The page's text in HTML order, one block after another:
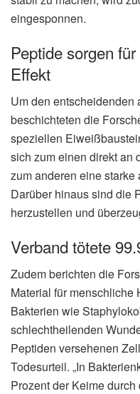
eingesponnen.
Peptide sorgen
Effekt
Um den entscheidenden
beschichteten die
speziellen
sich zum einen direkt an
zum anderen eine
Darüber hinaus sind die
herzustellen und
Verband tötete
Zudem berichten die
Material für menschliche
Bakterien wie
schlechtheilenden
Peptiden versehenen
Todesurteil. „In
Prozent der Keime